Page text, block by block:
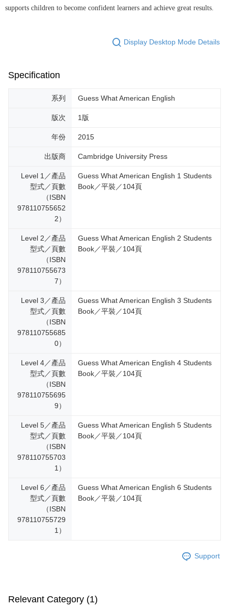
supports children to become confident learners and achieve great results.
Display Desktop Mode Details
Specification
系列 Guess What American English
版次 1版
年份 2015
出版商 Cambridge University Press
Level 1／產品
型式／頁數
（ISBN
978110755652
2）
Guess What American English 1 Students
Book／平裝／104頁
Level 2／產品
型式／頁數
（ISBN
978110755673
7）
Guess What American English 2 Students
Book／平裝／104頁
Level 3／產品
型式／頁數
（ISBN
978110755685
0）
Guess What American English 3 Students
Book／平裝／104頁
Level 4／產品
型式／頁數
（ISBN
978110755695
9）
Guess What American English 4 Students
Book／平裝／104頁
Level 5／產品
型式／頁數
（ISBN
978110755703
1）
Guess What American English 5 Students
Book／平裝／104頁
Level 6／產品
型式／頁數
（ISBN
978110755729
1）
Guess What American English 6 Students
Book／平裝／104頁
Support
Relevant Category (1)